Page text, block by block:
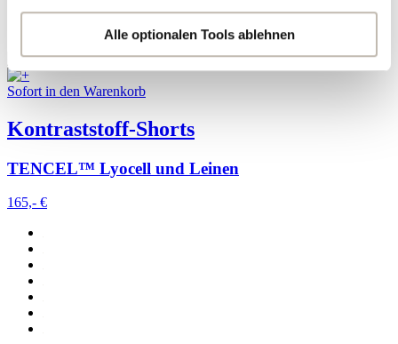
der Datenschutzerklärung genauer auflisten oder wenn
Sie auf "Kategorien wählen" klicken.
Indem Sie auf "Alle optionalen Tools akzeptieren" klicken,
erklären Sie sich mit der Nutzung der optionalen Tools
wie zuvor beschrieben einverstanden.
Sie können Ihre Einwilligung jederzeit anpassen oder für
AGB
Alle optionalen Tools ablehnen
Sofort in den Warenkorb
Kontraststoff-Shorts
TENCEL™ Lyocell und Leinen
165,- €